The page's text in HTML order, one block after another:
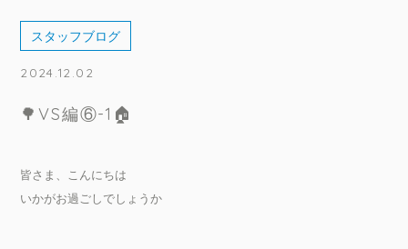
スタッフブログ
2024.12.02
🌳VS編⑥-1🏠
皆さま、こんにちは
いかがお過ごしでしょうか